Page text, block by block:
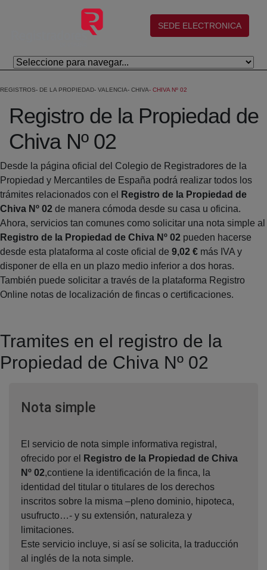
Saltar al contenido principal
(abre en nueva ventana)
SEDE ELECTRONICA
REGISTROS DE LA PROPIEDAD VALENCIA CHIVA CHIVA Nº 02
Registro de la Propiedad de
Chiva Nº 02
Desde la página oficial del Colegio de Registradores de la
Propiedad y Mercantiles de España podrá realizar todos los
trámites relacionados con el
Registro de la Propiedad de
Chiva Nº 02 de manera cómoda desde su casa u oficina.
Ahora, servicios tan comunes como solicitar una nota simple al
Registro de la Propiedad de Chiva Nº 02 pueden hacerse
desde esta plataforma al coste oficial de 9,02 € más IVA y
disponer de ella en un plazo medio inferior a dos horas.
También puede solicitar a través de la plataforma Registro
Online notas de localización de fincas o certificaciones.
Tramites en el registro de la
Propiedad de Chiva Nº 02
Nota simpleVentana nueva
El servicio de nota simple informativa registral,
ofrecido por el
Registro de la Propiedad de Chiva
Nº 02,contiene la identificación de la finca, la
identidad del titular o titulares de los derechos
inscritos sobre la misma –pleno dominio, hipoteca,
usufructo…- y su extensión, naturaleza y
limitaciones.
Este servicio incluye, si así se solicita, la traducción
al inglés de la nota simple.